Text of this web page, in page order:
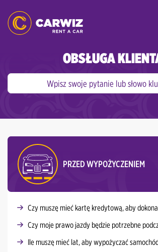
OBSŁUGA
PRZED WYPOŻYCZENIEM
Czy muszę mieć kartę kredytową, aby
Czy moje prawo jazdy będzie potrzebne
Ile muszę mieć lat, aby wypożyczać